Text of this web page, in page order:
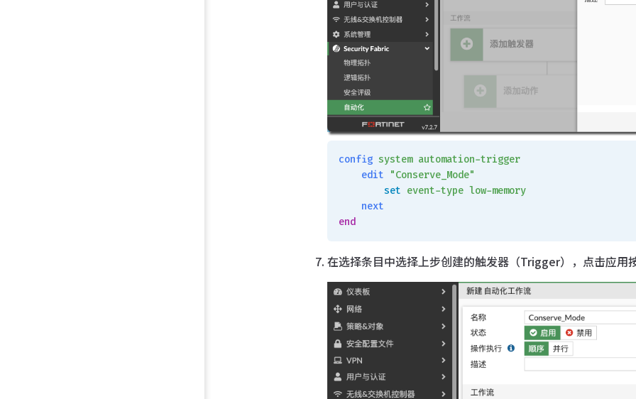
config system automation-trigger
    edit
"Conserve_Mode"
        set
event-type low-memory
    next
end
在选择条目中选择上步创建的触发器（Trigger），点击应用